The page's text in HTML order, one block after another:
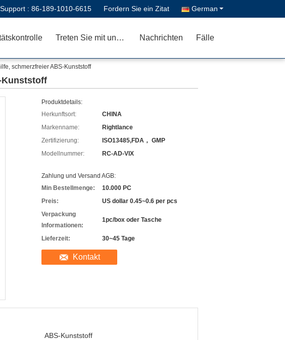
: 86-189-1010-6615 Fordern Sie ein Zitat German
Treten Sie mit uns in Verbindung Nachrichten Fälle
schmerzfreier ABS-Kunststoff
Kunststoff
Produktdetails:
Herkunftsort:
CHINA
Markenname:
Rightlance
Zertifizierung:
ISO13485,FDA， GMP
Modellnummer:
RC-AD-VIX
Zahlung und Versand AGB:
Min Bestellmenge:
10.000 PC
Preis:
US dollar 0.45~0.6 per pcs
Verpackung
Informationen:
1pc/box oder Tasche
Lieferzeit: 30~45 Tage
Kontakt
ABS-Kunststoff